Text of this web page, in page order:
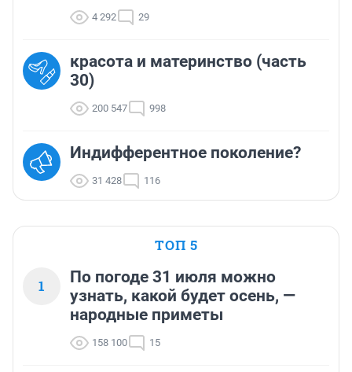
4 292 29
красота и материнство (часть
30)
200 547 998
Индифферентное поколение?
31 428 116
ТОП 5
1
По погоде 31 июля можно
узнать, какой будет осень, —
народные приметы
158 100 15